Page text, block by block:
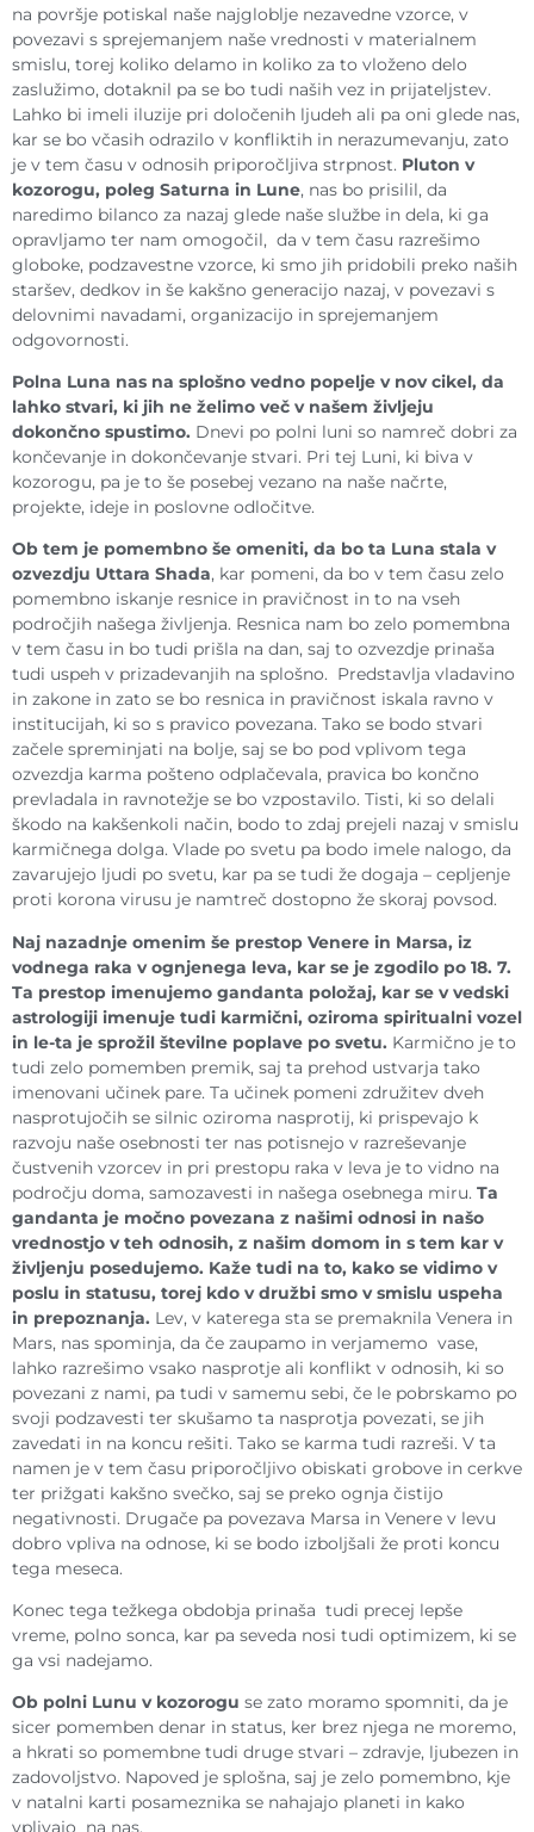
na površje potiskal naše najgloblje nezavedne vzorce, v
povezavi s sprejemanjem naše vrednosti v materialnem
smislu, torej koliko delamo in koliko za to vloženo delo
zaslužimo, dotaknil pa se bo tudi naših vez in prijateljstev.
Lahko bi imeli iluzije pri določenih ljudeh ali pa oni glede nas,
kar se bo včasih odrazilo v konfliktih in nerazumevanju, zato
je v tem času v odnosih priporočljiva strpnost. Pluton v
kozorogu, poleg Saturna in Lune, nas bo prisilil, da
naredimo bilanco za nazaj glede naše službe in dela, ki ga
opravljamo ter nam omogočil, da v tem času razrešimo
globoke, podzavestne vzorce, ki smo jih pridobili preko naših
staršev, dedkov in še kakšno generacijo nazaj, v povezavi s
delovnimi navadami, organizacijo in sprejemanjem
odgovornosti.
Polna Luna nas na splošno vedno popelje v nov cikel, da
lahko stvari, ki jih ne želimo več v našem življeju
dokončno spustimo. Dnevi po polni luni so namreč dobri za
končevanje in dokončevanje stvari. Pri tej Luni, ki biva v
kozorogu, pa je to še posebej vezano na naše načrte,
projekte, ideje in poslovne odločitve.
Ob tem je pomembno še omeniti, da bo ta Luna stala v
ozvezdju Uttara Shada, kar pomeni, da bo v tem času zelo
pomembno iskanje resnice in pravičnost in to na vseh
področjih našega življenja. Resnica nam bo zelo pomembna
v tem času in bo tudi prišla na dan, saj to ozvezdje prinaša
tudi uspeh v prizadevanjih na splošno. Predstavlja vladavino
in zakone in zato se bo resnica in pravičnost iskala ravno v
institucijah, ki so s pravico povezana. Tako se bodo stvari
začele spreminjati na bolje, saj se bo pod vplivom tega
ozvezdja karma pošteno odplačevala, pravica bo končno
prevladala in ravnotežje se bo vzpostavilo. Tisti, ki so delali
škodo na kakšenkoli način, bodo to zdaj prejeli nazaj v smislu
karmičnega dolga. Vlade po svetu pa bodo imele nalogo, da
zavarujejo ljudi po svetu, kar pa se tudi že dogaja – cepljenje
proti korona virusu je namtreč dostopno že skoraj povsod.
Naj nazadnje omenim še prestop Venere in Marsa, iz
vodnega raka v ognjenega leva, kar se je zgodilo po 18. 7.
Ta prestop imenujemo gandanta položaj, kar se v vedski
astrologiji imenuje tudi karmični, oziroma spiritualni vozel
in le-ta je sprožil številne poplave po svetu. Karmično je to
tudi zelo pomemben premik, saj ta prehod ustvarja tako
imenovani učinek pare. Ta učinek pomeni združitev dveh
nasprotujočih se silnic oziroma nasprotij, ki prispevajo k
razvoju naše osebnosti ter nas potisnejo v razreševanje
čustvenih vzorcev in pri prestopu raka v leva je to vidno na
področju doma, samozavesti in našega osebnega miru. Ta
gandanta je močno povezana z našimi odnosi in našo
vrednostjo v teh odnosih, z našim domom in s tem kar v
življenju posedujemo. Kaže tudi na to, kako se vidimo v
poslu in statusu, torej kdo v družbi smo v smislu uspeha
in prepoznanja. Lev, v katerega sta se premaknila Venera in
Mars, nas spominja, da če zaupamo in verjamemo vase,
lahko razrešimo vsako nasprotje ali konflikt v odnosih, ki so
povezani z nami, pa tudi v samemu sebi, če le pobrskamo po
svoji podzavesti ter skušamo ta nasprotja povezati, se jih
zavedati in na koncu rešiti. Tako se karma tudi razreši. V ta
namen je v tem času priporočljivo obiskati grobove in cerkve
ter prižgati kakšno svečko, saj se preko ognja čistijo
negativnosti. Drugače pa povezava Marsa in Venere v levu
dobro vpliva na odnose, ki se bodo izboljšali že proti koncu
tega meseca.
Konec tega težkega obdobja prinaša tudi precej lepše
vreme, polno sonca, kar pa seveda nosi tudi optimizem, ki se
ga vsi nadejamo.
Ob polni Lunu v kozorogu se zato moramo spomniti, da je
sicer pomemben denar in status, ker brez njega ne moremo,
a hkrati so pomembne tudi druge stvari – zdravje, ljubezen in
zadovoljstvo. Napoved je splošna, saj je zelo pomembno, kje
v natalni karti posameznika se nahajajo planeti in kako